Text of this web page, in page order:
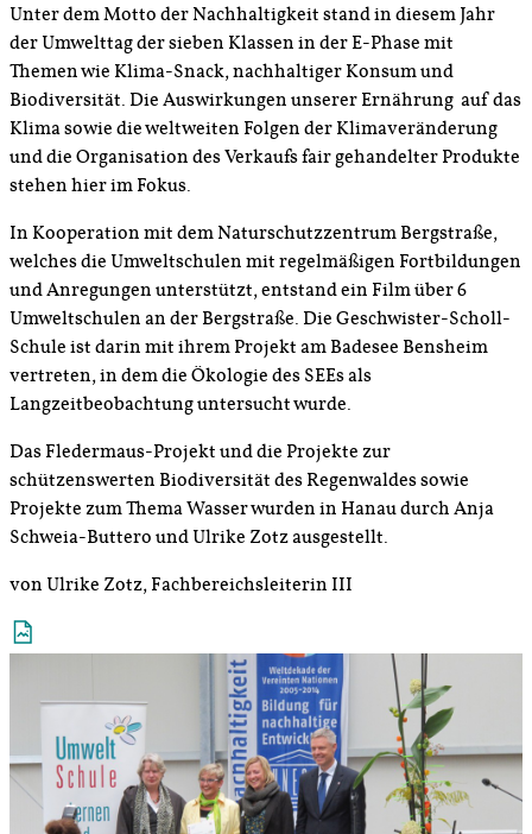
Unter dem Motto der Nachhaltigkeit stand in diesem Jahr
der Umwelttag der sieben Klassen in der E-Phase mit
Themen wie Klima-Snack, nachhaltiger Konsum und
Biodiversität. Die Auswirkungen unserer Ernährung auf das
Klima sowie die weltweiten Folgen der Klimaveränderung
und die Organisation des Verkaufs fair gehandelter Produkte
stehen hier im Fokus.
In Kooperation mit dem Naturschutzzentrum Bergstraße,
welches die Umweltschulen mit regelmäßigen Fortbildungen
und Anregungen unterstützt, entstand ein Film über 6
Umweltschulen an der Bergstraße. Die Geschwister-Scholl-
Schule ist darin mit ihrem Projekt am Badesee Bensheim
vertreten, in dem die Ökologie des SEEs als
Langzeitbeobachtung untersucht wurde.
Das Fledermaus-Projekt und die Projekte zur
schützenswerten Biodiversität des Regenwaldes sowie
Projekte zum Thema Wasser wurden in Hanau durch Anja
Schweia-Buttero und Ulrike Zotz ausgestellt.
von Ulrike Zotz, Fachbereichsleiterin III